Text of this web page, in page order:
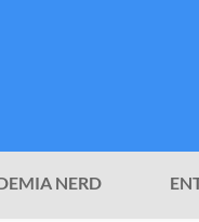
NERD